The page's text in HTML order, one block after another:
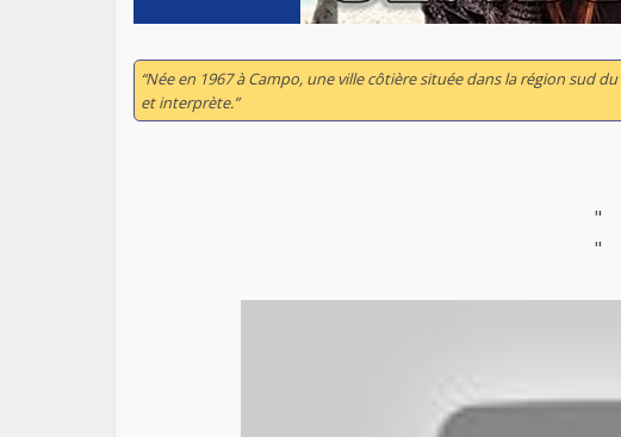
“Née en 1967 à Campo, une ville côtière située dans la région sud du
et interprète.”
"
"